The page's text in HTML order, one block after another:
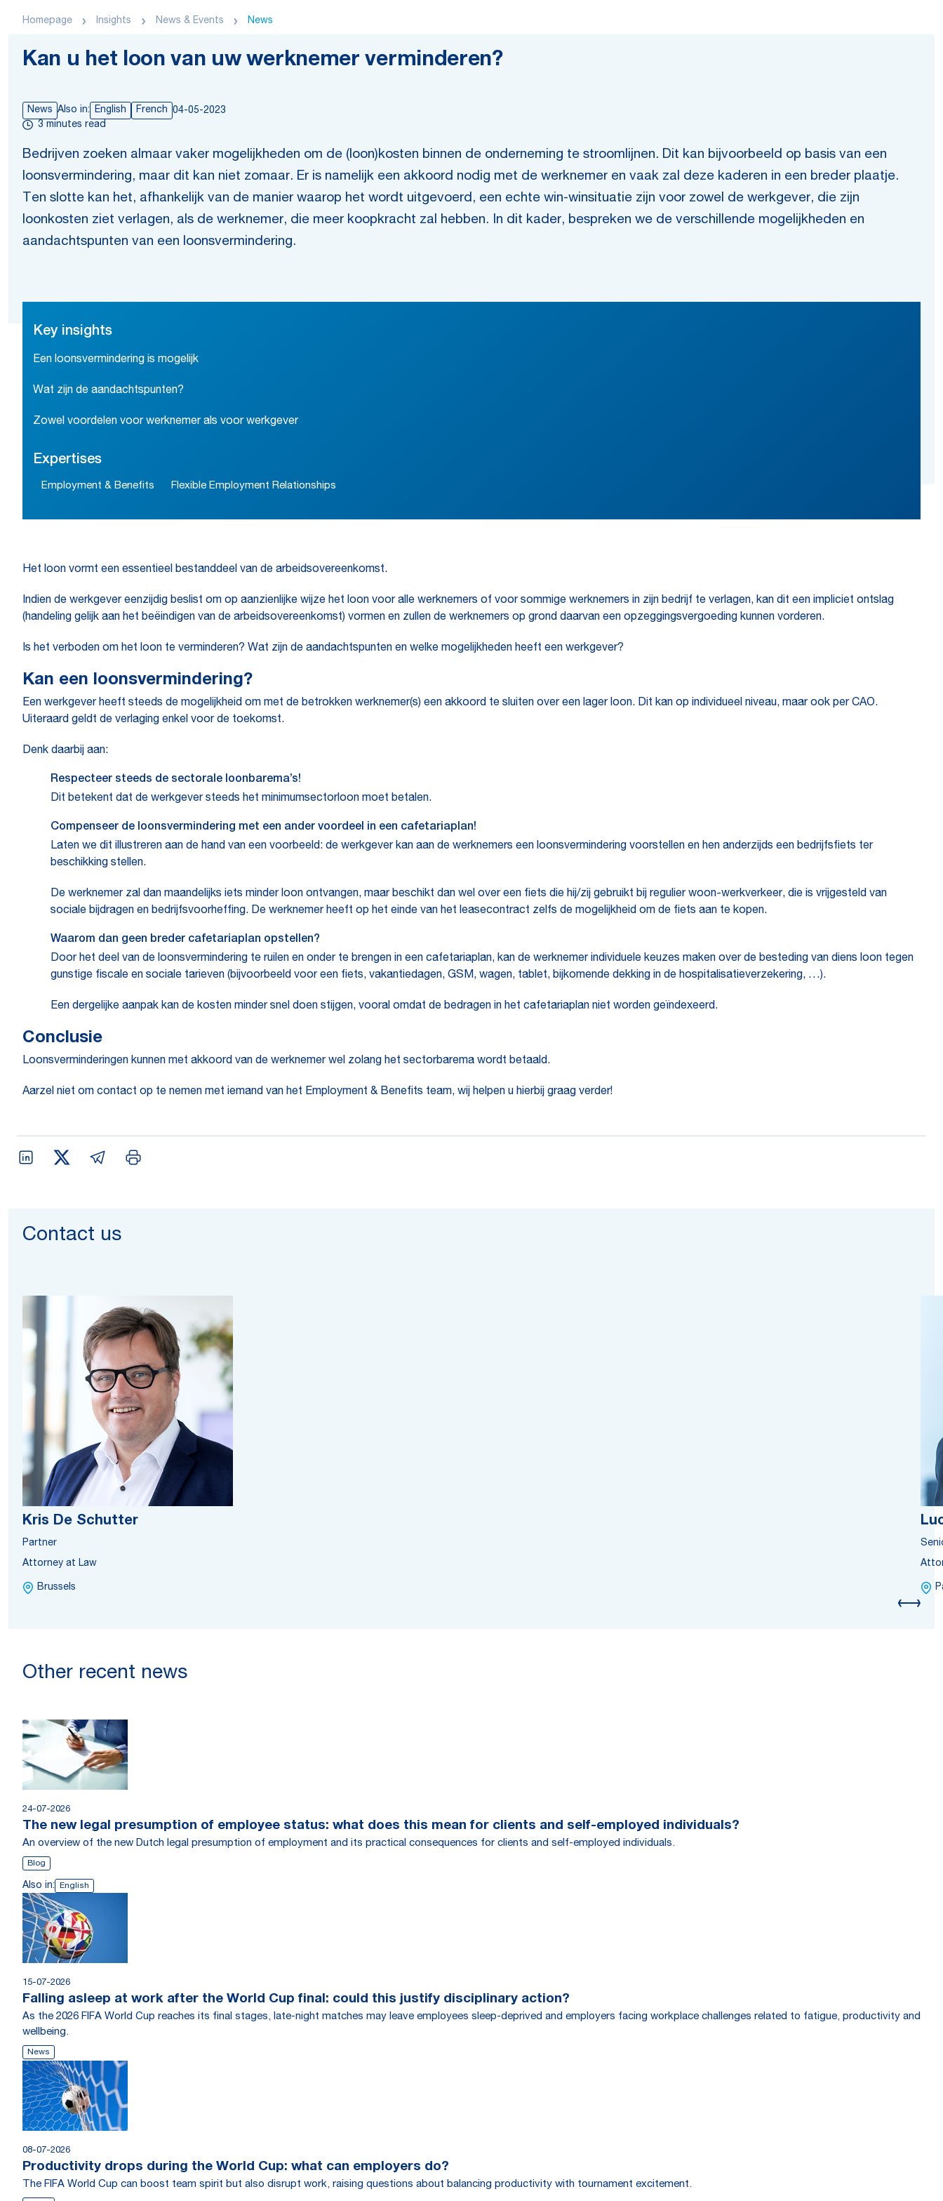
Homepage Insights News & Events News
Kan u het loon van uw werknemer verminderen?
News Also in: English French 04-05-2023
3 minutes read
Bedrijven zoeken almaar vaker mogelijkheden om de (loon)kosten binnen de onderneming te stroomlijnen. Dit kan bijvoorbeeld op basis van een
loonsvermindering, maar dit kan niet zomaar. Er is namelijk een akkoord nodig met de werknemer en vaak zal deze kaderen in een breder plaatje.
Ten slotte kan het, afhankelijk van de manier waarop het wordt uitgevoerd, een echte win-winsituatie zijn voor zowel de werkgever, die zijn
loonkosten ziet verlagen, als de werknemer, die meer koopkracht zal hebben. In dit kader, bespreken we de verschillende mogelijkheden en
aandachtspunten van een loonsvermindering.
Key insights
Een loonsvermindering is mogelijk
Wat zijn de aandachtspunten?
Zowel voordelen voor werknemer als voor werkgever
Expertises
Employment & Benefits Flexible Employment Relationships
Het loon vormt een essentieel bestanddeel van de arbeidsovereenkomst.
Indien de werkgever eenzijdig beslist om op aanzienlijke wijze het loon voor alle werknemers of voor sommige werknemers in zijn bedrijf te verlagen, kan dit een impliciet ontslag
(handeling gelijk aan het beëindigen van de arbeidsovereenkomst) vormen en zullen de werknemers op grond daarvan een opzeggingsvergoeding kunnen vorderen.
Is het verboden om het loon te verminderen? Wat zijn de aandachtspunten en welke mogelijkheden heeft een werkgever?
Kan een loonsvermindering?
Een werkgever heeft steeds de mogelijkheid om met de betrokken werknemer(s) een akkoord te sluiten over een lager loon. Dit kan op individueel niveau, maar ook per CAO.
Uiteraard geldt de verlaging enkel voor de toekomst.
Denk daarbij aan:
Respecteer steeds de sectorale loonbarema’s!
Dit betekent dat de werkgever steeds het minimumsectorloon moet betalen.
Compenseer de loonsvermindering met een ander voordeel in een cafetariaplan!
Laten we dit illustreren aan de hand van een voorbeeld: de werkgever kan aan de werknemers een loonsvermindering voorstellen en hen anderzijds een bedrijfsfiets ter
beschikking stellen.
De werknemer zal dan maandelijks iets minder loon ontvangen, maar beschikt dan wel over een fiets die hij/zij gebruikt bij regulier woon-werkverkeer, die is vrijgesteld van
sociale bijdragen en bedrijfsvoorheffing. De werknemer heeft op het einde van het leasecontract zelfs de mogelijkheid om de fiets aan te kopen.
Waarom dan geen breder cafetariaplan opstellen?
Door het deel van de loonsvermindering te ruilen en onder te brengen in een cafetariaplan, kan de werknemer individuele keuzes maken over de besteding van diens loon tegen
gunstige fiscale en sociale tarieven (bijvoorbeeld voor een fiets, vakantiedagen, GSM, wagen, tablet, bijkomende dekking in de hospitalisatieverzekering, …).
Een dergelijke aanpak kan de kosten minder snel doen stijgen, vooral omdat de bedragen in het cafetariaplan niet worden geïndexeerd.
Conclusie
Loonsverminderingen kunnen met akkoord van de werknemer wel zolang het sectorbarema wordt betaald.
Aarzel niet om contact op te nemen met iemand van het Employment & Benefits team, wij helpen u hierbij graag verder!
Contact us
Kris De Schutter
Partner
Attorney at Law
Brussels
Other recent news
24-07-2026
The new legal presumption of employee status: what does this mean for clients and self-employed individuals?
An overview of the new Dutch legal presumption of employment and its practical consequences for clients and self-employed individuals.
Blog
Also in: English
15-07-2026
Falling asleep at work after the World Cup final: could this justify disciplinary action?
As the 2026 FIFA World Cup reaches its final stages, late-night matches may leave employees sleep-deprived and employers facing workplace challenges related to fatigue, productivity and
wellbeing.
News
08-07-2026
Productivity drops during the World Cup: what can employers do?
The FIFA World Cup can boost team spirit but also disrupt work, raising questions about balancing productivity with tournament excitement.